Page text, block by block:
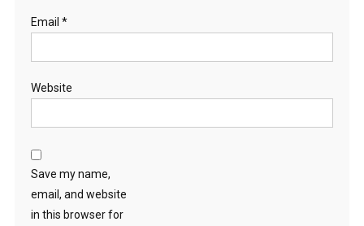
Email *
Website
Save my name,
email, and website
in this browser for